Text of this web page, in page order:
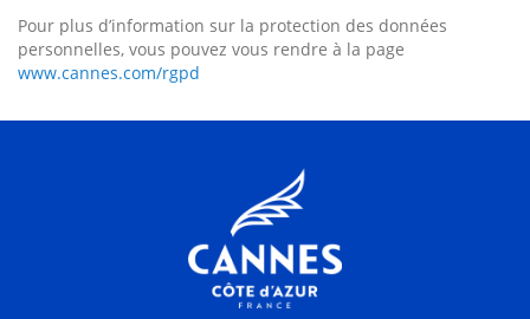
Pour plus d’information sur la protection des données
personnelles, vous pouvez vous rendre à la page
www.cannes.com/rgpd